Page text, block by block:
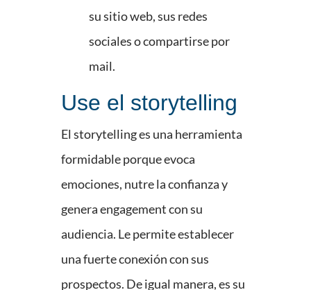
su sitio web, sus redes
sociales o compartirse por
mail.
Use el storytelling
El storytelling es una herramienta
formidable porque evoca
emociones, nutre la confianza y
genera engagement con su
audiencia. Le permite establecer
una fuerte conexión con sus
prospectos. De igual manera, es su